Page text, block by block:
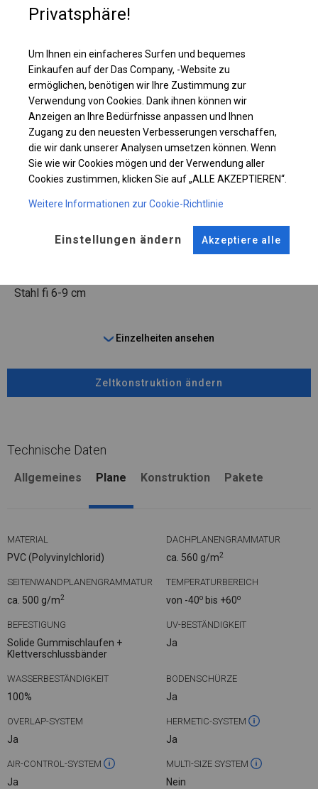
Plane ändern
KONSTRUKTION
SUMMER FLOOR
Stahl ca.fi 38 mm Stahl ca.fi 42 mm
Stahl fi 6-9 cm
Einzelheiten ansehen
Zeltkonstruktion ändern
Technische Daten
Allgemeines Plane Konstruktion Pakete
MATERIAL
PVC (Polyvinylchlorid)
DACHPLANENGRAMMATUR
ca. 560 g/m2
SEITENWANDPLANENGRAMMATUR
ca. 500 g/m2
TEMPERATURBEREICH
von -40o bis +60o
BEFESTIGUNG
Solide Gummischlaufen +
Klettverschlussbänder
UV-BESTÄNDIGKEIT
Ja
WASSERBESTÄNDIGKEIT
100%
BODENSCHÜRZE
Ja
OVERLAP-SYSTEM
Ja
HERMETIC-SYSTEM
Ja
AIR-CONTROL-SYSTEM
Ja
MULTI-SIZE SYSTEM
Nein
Privatsphäre!
Um Ihnen ein einfacheres Surfen und bequemes
Einkaufen auf der Das Company, -Website zu
ermöglichen, benötigen wir Ihre Zustimmung zur
Verwendung von Cookies. Dank ihnen können wir
Anzeigen an Ihre Bedürfnisse anpassen und Ihnen
Zugang zu den neuesten Verbesserungen verschaffen,
die wir dank unserer Analysen umsetzen können. Wenn
Sie wie wir Cookies mögen und der Verwendung aller
Cookies zustimmen, klicken Sie auf „ALLE AKZEPTIEREN“.
Weitere Informationen zur Cookie-Richtlinie
Einstellungen ändern Akzeptiere alle